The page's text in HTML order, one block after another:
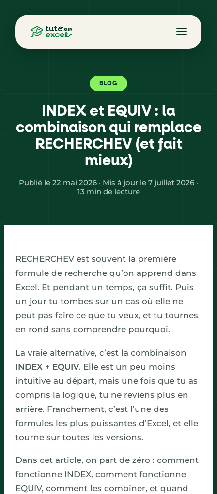
BLOG
INDEX et EQUIV : la
combinaison qui remplace
RECHERCHEV (et fait
mieux)
Publié le 22 mai 2026 · Mis à jour le 7 juillet 2026 ·
13 min de lecture
RECHERCHEV est souvent la première
formule de recherche qu’on apprend dans
Excel. Et pendant un temps, ça suffit. Puis
un jour tu tombes sur un cas où elle ne
peut pas faire ce que tu veux, et tu tournes
en rond sans comprendre pourquoi.
La vraie alternative, c’est la combinaison
INDEX + EQUIV. Elle est un peu moins
intuitive au départ, mais une fois que tu as
compris la logique, tu ne reviens plus en
arrière. Franchement, c’est l’une des
formules les plus puissantes d’Excel, et elle
tourne sur toutes les versions.
Dans cet article, on part de zéro : comment
fonctionne INDEX, comment fonctionne
EQUIV, comment les combiner, et quand